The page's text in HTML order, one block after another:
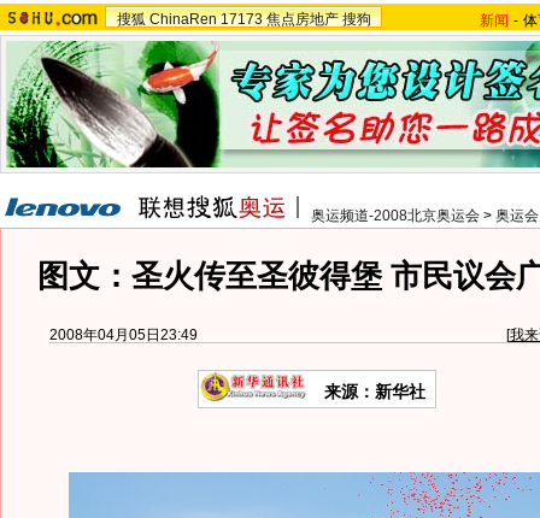
搜狐 ChinaRen 17173 焦点房地产 搜狗 新闻 -
奥运频道-2008北京奥运会 > 奥运
图文：圣火传至圣彼得堡 市民议会
2008年04月05日23:49 [我
来源：新华社